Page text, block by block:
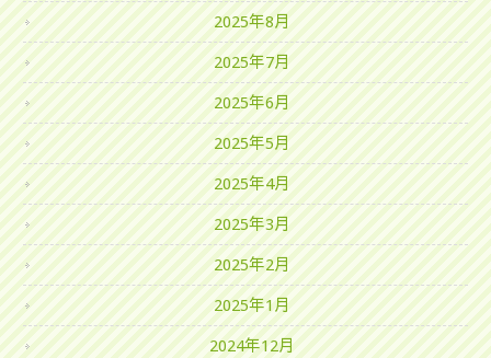
2025年8月
2025年7月
2025年6月
2025年5月
2025年4月
2025年3月
2025年2月
2025年1月
2024年12月